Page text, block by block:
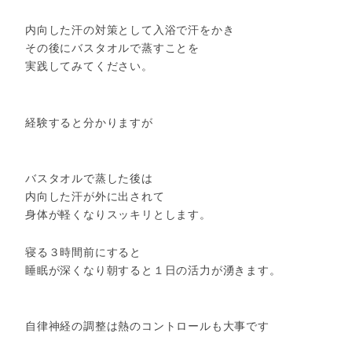
内向した汗の対策として入浴で汗をかき
その後にバスタオルで蒸すことを
実践してみてください。
経験すると分かりますが
バスタオルで蒸した後は
内向した汗が外に出されて
身体が軽くなりスッキリとします。
寝る３時間前にすると
睡眠が深くなり朝すると１日の活力が湧きます。
自律神経の調整は熱のコントロールも大事です